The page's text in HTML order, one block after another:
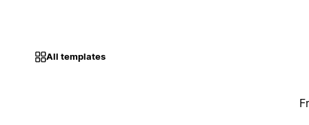
All templates